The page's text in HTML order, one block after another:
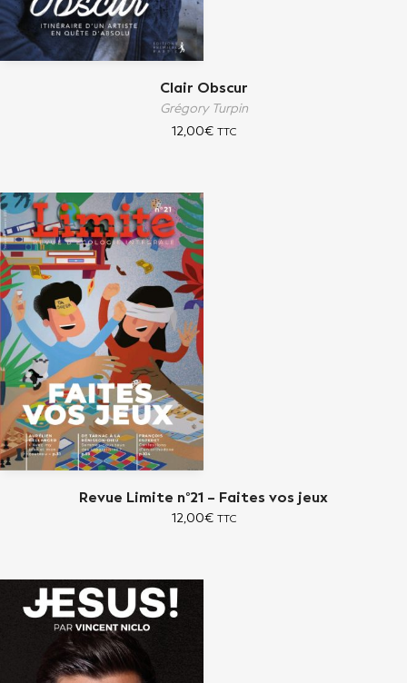
Clair Obscur
Grégory Turpin
12,00€ TTC
Revue Limite n°21 – Faites vos jeux
12,00€ TTC